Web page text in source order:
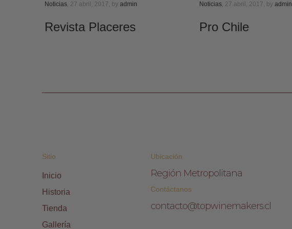
Noticias, 27 abril, 2017, by admin
Revista Placeres
Noticias, 27 abril, 2017, byadmin
Pro Chile
Sitio
Inicio
Historia
Tienda
Gallería
Ubicación
Región Metropolitana
Contáctanos
contacto@topwinemakers.cl